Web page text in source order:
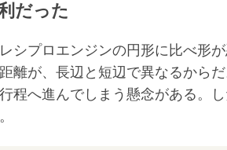
だった
シプロエンジンの円形に比べ形
離が、長辺と短辺で異なるから
程へ進んでしまう懸念がある。